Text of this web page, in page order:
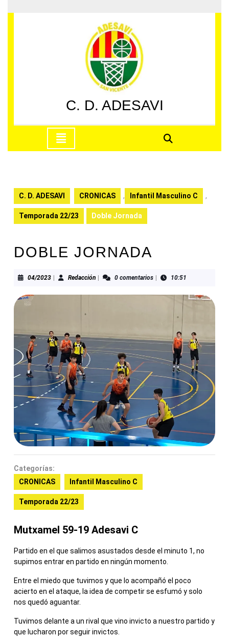
al
C. D. ADESAVI
apertura
C. D. ADESAVI CRONICAS , Infantil Masculino C ,
Temporada 22/23 Doble Jornada
DOBLE JORNADA
04/202304/2023RedacciónRedacción0 comentarios 10:51
Categorías:
CRONICAS
Infantil Masculino C
Temporada 22/23
Mutxamel 59-19 Adesavi C
Partido en el que salimos asustados desde el minuto 1, no
supimos entrar en partido en ningún momento.
Entre el miedo que tuvimos y que lo acompañó el poco
acierto en el ataque, la idea de competir se esfumó y solo
nos quedó aguantar.
Tuvimos delante a un rival que vino invicto a nuestro partido y
que lucharon por seguir invictos.